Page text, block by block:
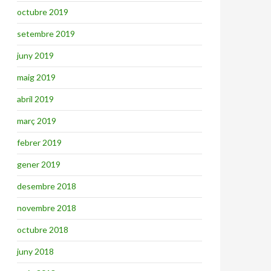
octubre 2019
setembre 2019
juny 2019
maig 2019
abril 2019
març 2019
febrer 2019
gener 2019
desembre 2018
novembre 2018
octubre 2018
juny 2018